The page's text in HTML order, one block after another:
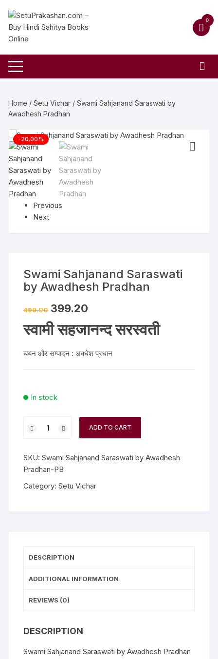
0
Home /Setu Vichar / Swami Sahjanand Saraswati by
Awadhesh Pradhan
-20.00%
Previous
Next
Swami Sahjanand Saraswati
by Awadhesh Pradhan
499.00 399.20
स्वामी सहजानन्द सरस्वती
चयन और सम्पादन : अवधेश प्रधान
In stock
ADD TO CART
SKU:Swami Sahjanand Saraswati by Awadhesh
Pradhan-PB
Category:Setu Vichar
DESCRIPTION
ADDITIONAL INFORMATION
REVIEWS (0)
DESCRIPTION
Swami Sahjanand Saraswati by Awadhesh Pradhan